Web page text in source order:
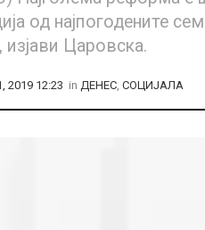
од најпогодените
изјави Царовска.
2019 12:23 in ДЕНЕС, СОЦИЈАЛА